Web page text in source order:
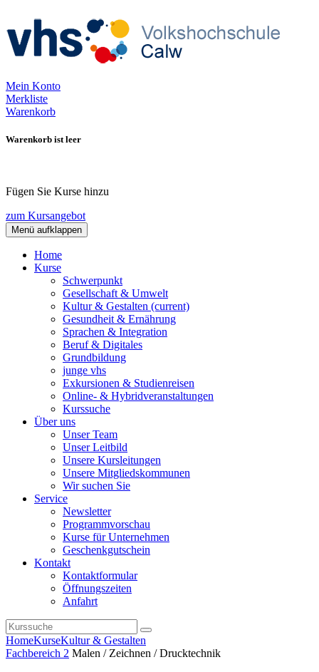
Mein Konto
Merkliste
Warenkorb
Warenkorb ist leer
Fügen Sie Kurse hinzu
zum Kursangebot
Menü aufklappen
Home
Kurse
Schwerpunkt
Gesellschaft & Umwelt
Kultur & Gestalten (current)
Gesundheit & Ernährung
Sprachen & Integration
Beruf & Digitales
Grundbildung
junge vhs
Exkursionen & Studienreisen
Online- & Hybridveranstaltungen
Kurssuche
Über uns
Unser Team
Unser Leitbild
Unsere Kursleitungen
Unsere Mitgliedskommunen
Wir suchen Sie
Service
Newsletter
Programmvorschau
Kurse für Unternehmen
Geschenkgutschein
Kontakt
Kontaktformular
Öffnungszeiten
Anfahrt
HomeKurseKultur & Gestalten
Fachbereich 2 Malen / Zeichnen / Drucktechnik